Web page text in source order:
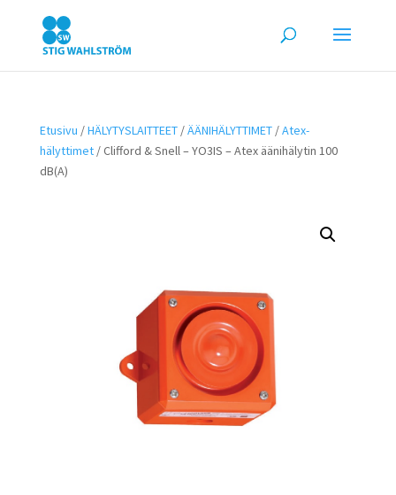
Etusivu /HÄLYTYSLAITTEET/ÄÄNIHÄLYTTIMET/Atex-
hälyttimet/ Clifford & Snell – YO3IS – Atex äänihälytin 100
dB(A)